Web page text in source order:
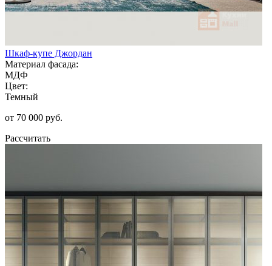
Шкаф-купе Джордан
Материал фасада:
МДФ
Цвет:
Темный
от 70 000 руб.
Рассчитать